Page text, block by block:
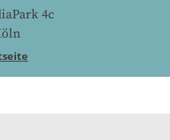
4c